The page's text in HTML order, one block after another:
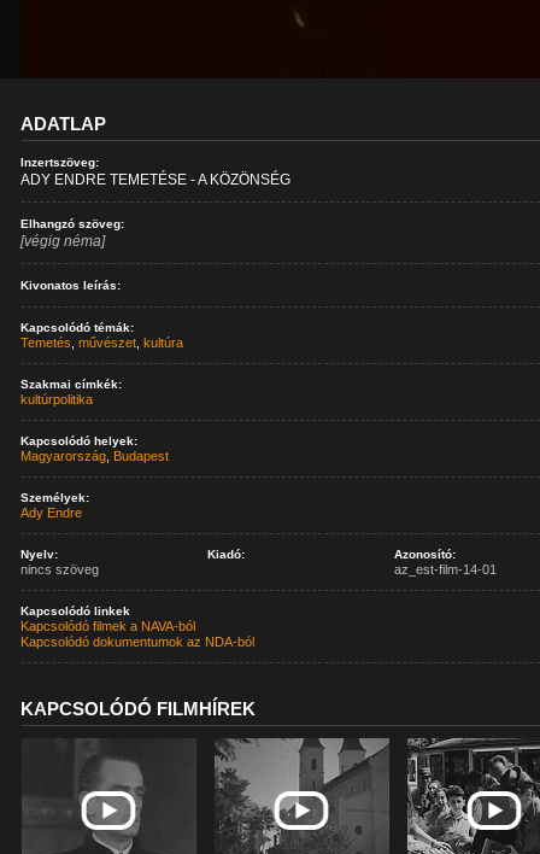
ADATLAP
Inzertszöveg:
ADY ENDRE TEMETÉSE - A KÖZÖNSÉG
Elhangzó szöveg:
[végig néma]
Kivonatos leírás:
Kapcsolódó témák:
Temetés ,művészet ,kultúra
Szakmai címkék:
kultúrpolitika
Kapcsolódó helyek:
Magyarország Budapest
Személyek:
Ady Endre
Nyelv:
nincs szöveg
Kiadó: Azonosító:
az_est-film-14-01
Kapcsolódó linkek
Kapcsolódó filmek a NAVA-ból
Kapcsolódó dokumentumok az NDA-ból
KAPCSOLÓDÓ FILMHÍREK